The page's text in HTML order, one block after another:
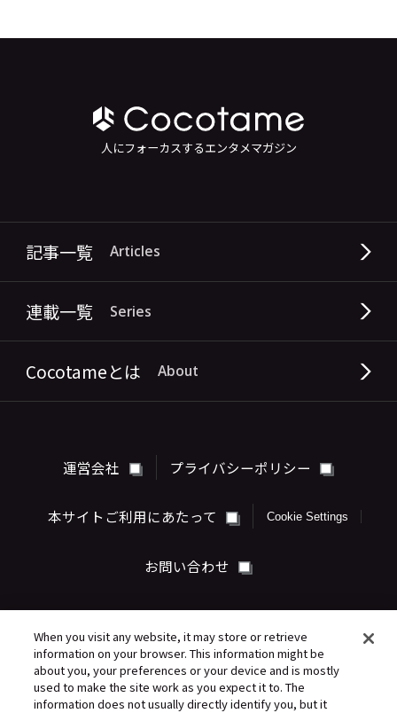
人にフォーカスするエンタメマガジン
記事一覧 Articles
連載一覧 Series
Cocotameとは About
運営会社 プライバシーポリシー
本サイトご利用にあたって Cookie Settings
お問い合わせ
When you visit any website, it may store or retrieve
information on your browser. This information might be
about you, your preferences or your device and is mostly
used to make the site work as you expect it to. The
information does not usually directly identify you, but it